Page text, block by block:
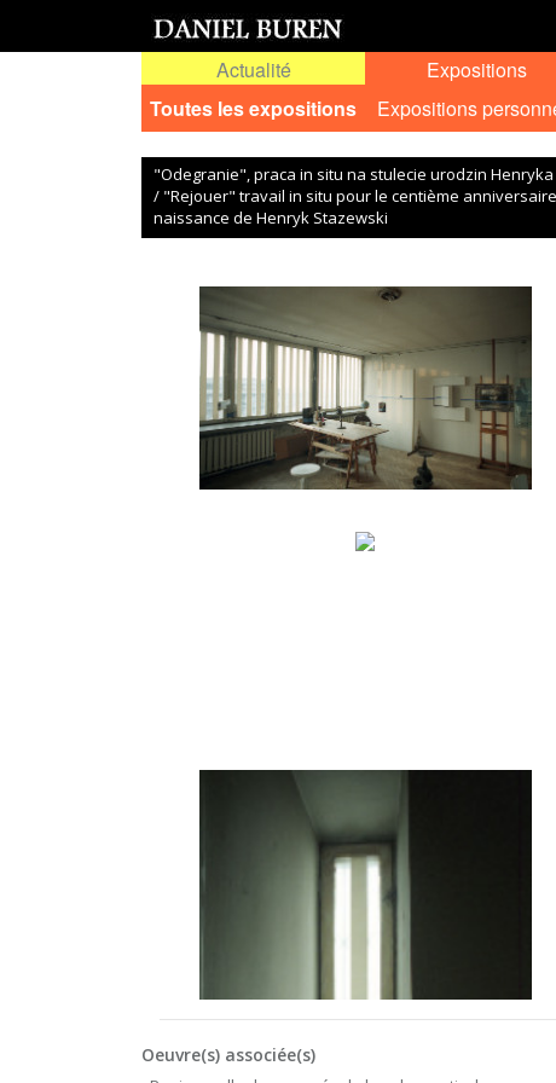
Actualité
Expositions
Toutes les expositions
Expositions
"Odegranie", praca in situ na stulecie urodzin
/ "Rejouer" travail in situ pour le centième
naissance de Henryk Stazewski
Oeuvre(s) associée(s)